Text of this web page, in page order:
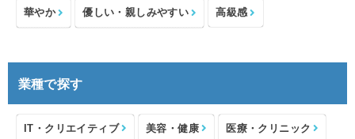
華やか 優しい・親しみやすい 高級感
業種で探す
IT・クリエイティブ 美容・健康 医療・クリニック